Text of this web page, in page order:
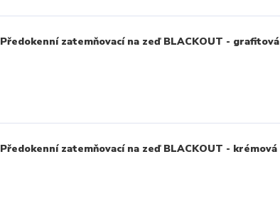
Předokenní zatemňovací na zeď BLACKOUT - grafitová
Předokenní zatemňovací na zeď BLACKOUT - krémová